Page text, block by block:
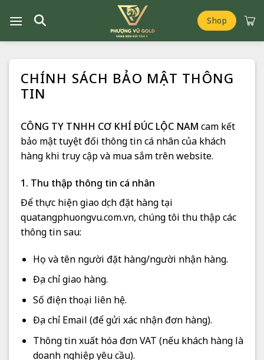
đến
Shop
CHÍNH SÁCH BẢO MẬT THÔNG
TIN
CÔNG TY TNHH CƠ KHÍ ĐÚC LỘC NAM cam kết
bảo mật tuyệt đối thông tin cá nhân của khách
hàng khi truy cập và mua sắm trên website.
1. Thu thập thông tin cá nhân
Để thực hiện giao dịch đặt hàng tại
quatangphuongvu.com.vn, chúng tôi thu thập các
thông tin sau:
Họ và tên người đặt hàng/người nhận hàng.
Địa chỉ giao hàng.
Số điện thoại liên hệ.
Địa chỉ Email (để gửi xác nhận đơn hàng).
Thông tin xuất hóa đơn VAT (nếu khách hàng là
doanh nghiệp yêu cầu).